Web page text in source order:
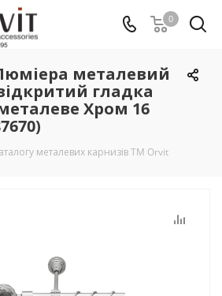
0
металевий
гладка
Хром 16
металевих карнизів TM Orvit